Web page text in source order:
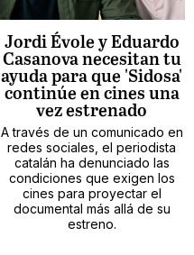
Jordi Évole y Eduardo
Casanova necesitan tu
ayuda para que 'Sidosa'
continúe en cines una
vez estrenado
A través de un comunicado en
redes sociales, el periodista
catalán ha denunciado las
condiciones que exigen los
cines para proyectar el
documental más allá de su
estreno.